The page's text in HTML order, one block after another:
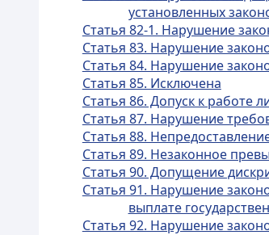
установленных
Статья 82-1. Нарушение
Статья 83. Нарушение
Статья 84. Нарушение
Статья 85. Исключена
Статья 86. Допуск к работе
Статья 87. Нарушение
Статья 88.
Статья 89. Незаконное
Статья 90. Допущение
Статья 91. Нарушение
выплате
Статья 92. Нарушение